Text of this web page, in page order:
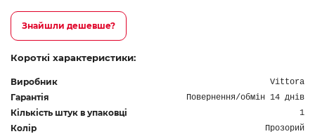
Знайшли дешевше?
Короткі характеристики:
Виробник Vittora
Гарантія Повернення/обмін 14 днів
Кількість штук в упаковці 1
Колір Прозорий